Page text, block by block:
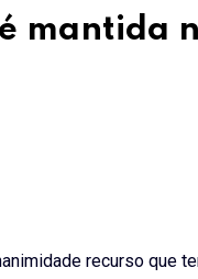
mantida
recurso que